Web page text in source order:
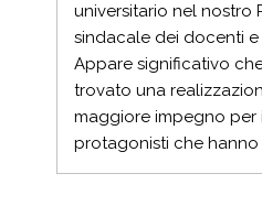
universitario nel nostro
sindacale dei docenti e
Appare significativo
trovato una
maggiore impegno
protagonisti che hanno